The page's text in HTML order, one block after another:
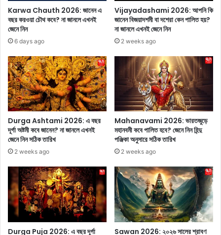
ন
থে
কে
হা
রি
য়ে
যা
চ্ছে
আ
ন
ন্দ
?
হা
জা
র
ব্য
স্ত
তা
র
কী
র
চা
টি
কা
র্য
ক
র
উ
পা
য়
জে
নে
নি
Karwa Chauth 2026: জানেন এ
বছর করওয়া চৌথ কবে? না জানলে এখনই
জেনে নিন
6 days ago
Vijayadashami 2026: আপনি কি
জানেন বিজয়াদশমী বা দশেরা কেন পালিত হয়?
না জানলে এখনই জেনে নিন
2 weeks ago
Durga Ashtami 2026: এ বছর
দূর্গা অষ্টমী কবে জানেন? না জানলে এখনই
জেনে নিন সঠিক তারিখ
2 weeks ago
Mahanavami 2026: ভারতজুড়ে
মহানবমী কবে পালিত হবে? জেনে নিন হিন্দু
পঞ্জিকা অনুসারে সঠিক তারিখ
2 weeks ago
Durga Puja 2026: এ বছর দূর্গা
Sawan 2026: ২০২৬ সালের শ্রাবণ